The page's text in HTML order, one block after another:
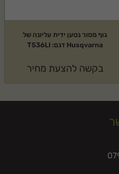
גוף מסור נטען ידית עליונה של
Husqvarna דגם: T536LI
בקשה להצעת מחיר